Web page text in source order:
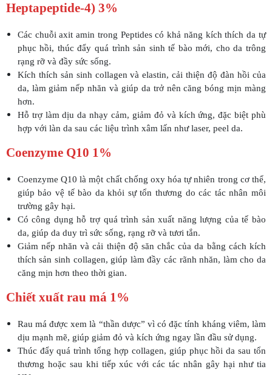
Heptapeptide-4) 3%
Các chuỗi axit amin trong Peptides có khả năng kích thích da tự
phục hồi, thúc đẩy quá trình sản sinh tế bào mới, cho da trông
rạng rỡ và đầy sức sống.
Kích thích sản sinh collagen và elastin, cải thiện độ đàn hồi của
da, làm giảm nếp nhăn và giúp da trở nên căng bóng mịn màng
hơn.
Hỗ trợ làm dịu da nhạy cảm, giảm đỏ và kích ứng, đặc biệt phù
hợp với làn da sau các liệu trình xâm lấn như laser, peel da.
Coenzyme Q10 1%
Coenzyme Q10 là một chất chống oxy hóa tự nhiên trong cơ thể,
giúp bảo vệ tế bào da khỏi sự tổn thương do các tác nhân môi
trường gây hại.
Có công dụng hỗ trợ quá trình sản xuất năng lượng của tế bào
da, giúp da duy trì sức sống, rạng rỡ và tươi tắn.
Giảm nếp nhăn và cải thiện độ săn chắc của da bằng cách kích
thích sản sinh collagen, giúp làm đầy các rãnh nhăn, làm cho da
căng mịn hơn theo thời gian.
Chiết xuất rau má 1%
Rau má được xem là “thần dược” vì có đặc tính kháng viêm, làm
dịu mạnh mẽ, giúp giảm đỏ và kích ứng ngay lần đầu sử dụng.
Thúc đẩy quá trình tổng hợp collagen, giúp phục hồi da sau tổn
thương hoặc sau khi tiếp xúc với các tác nhân gây hại như tia